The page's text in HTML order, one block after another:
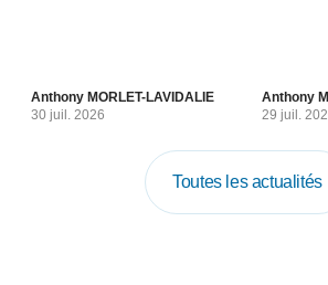
Anthony MORLET-LAVIDALIE
30 juil. 2026
Anthony
29 juil.
Toutes les actualités